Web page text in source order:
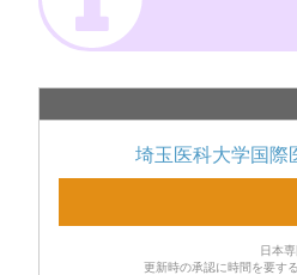
埼玉医科大学国
日本
更新時の承認に時間を要す